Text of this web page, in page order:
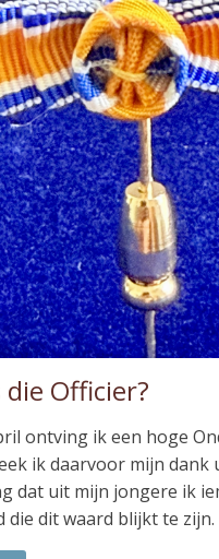
die Officier?
ontving ik een hoge
ik daarvoor mijn dank
dat uit mijn jongere ik
die dit waard blijkt te zijn.